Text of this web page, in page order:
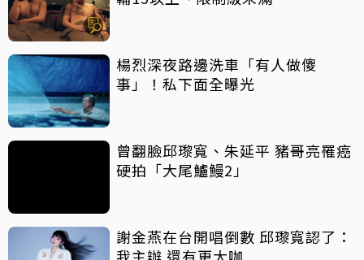
楊烈深夜路邊洗車「有人做傻
事」！私下面全曝光
曾翻臉邱瓈寬、朱延平 豬哥亮罹癌
硬拍「大尾鱸鰻2」
謝金燕在台開唱倒數 邱瓈寬認了：
我主辦 還有更大咖